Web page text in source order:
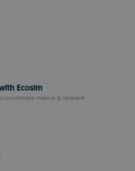
Ecosim
marine și terestre